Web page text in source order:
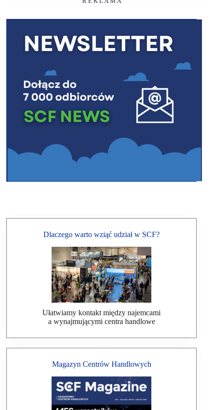
Dlaczego warto wziąć udział w SCF?
Ułatwiamy kontakt między najemcami
a wynajmującymi centra handlowe
Magazyn Centrów Handlowych